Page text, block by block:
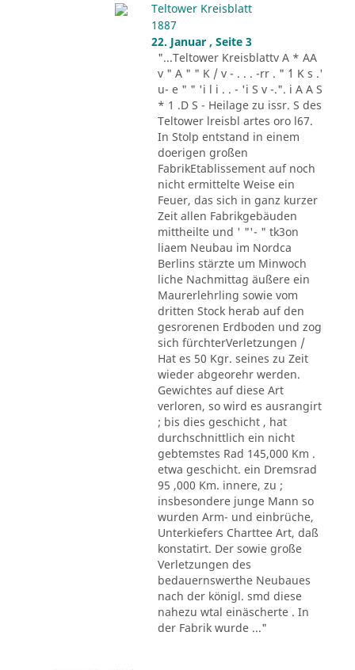
Teltower Kreisblatt
1887
22. Januar , Seite 3
"...Teltower Kreisblattv A * AA
v " A " " K / v - . . . -rr . " ´1 K s .'
u- e " " 'i l i . . - 'i S v -.". i A A S
* 1 .D S - Heilage zu issr. S des
Teltower lreisbl artes oro l67.
In Stolp entstand in einem
doerigen großen
FabrikEtablissement auf noch
nicht ermittelte Weise ein
Feuer, das sich in ganz kurzer
Zeit allen Fabrikgebäuden
mittheilte und ' "'- " tk3on
liaem Neubau im Nordca
Berlins stärzte um Minwoch
liche Nachmittag äußere ein
Maurerlehrling sowie vom
dritten Stock herab auf den
gesrorenen Erdboden und zog
sich fürchterVerletzungen /
Hat es 50 Kgr. seines zu Zeit
wieder abgeorehr werden.
Gewichtes auf diese Art
verloren, so wird es ausrangirt
; bis dies geschicht , hat
durchschnittlich ein nicht
gebtemstes Rad 145,000 Km .
etwa geschicht. ein Dremsrad
95 ,000 Km. innere, zu ;
insbesondere junge Mann so
wurden Arm- und einbrüche,
Unterkiefers Charttee Art, daß
konstatirt. Der sowie große
Verletzungen des
bedauernswerthe Neubaues
nach der königl. smd diese
nahezu wtal einäscherte . In
der Fabrik wurde ..."